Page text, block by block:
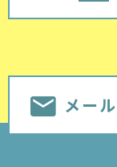
メー